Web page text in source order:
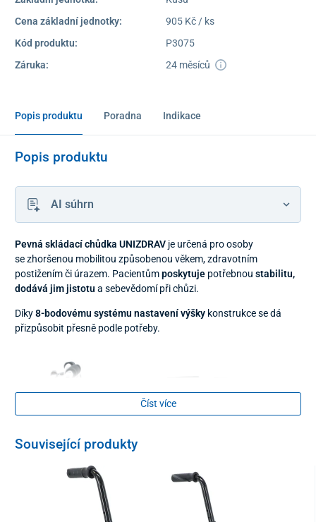
Cena základní jednotky:
905 Kč / ks
Kód produktu:
P3075
Záruka:
24 měsíců
Popis produktu Poradna Indikace
Popis produktu
AI súhrn
Pevná skládací chůdka UNIZDRAV je určená pro osoby
se zhoršenou mobilitou způsobenou věkem, zdravotním
postižením či úrazem. Pacientůmposkytuje potřebnou stabilitu,
dodává jim jistotu a sebevědomí při chůzi.
Díky8-bodovému systému nastavení výšky konstrukce se dá
přizpůsobit přesně podle potřeby.
Číst více
Související produkty